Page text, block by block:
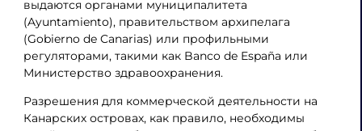
выдаются органами муниципалитета
(Ayuntamiento), правительством архипелага
(Gobierno de Canarias) или профильными
регуляторами, такими как Banco de España или
Министерство здравоохранения.
Разрешения для коммерческой деятельности на
Канарских островах, как правило, необходимы